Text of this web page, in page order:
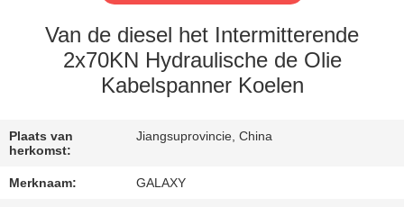
KWALITEITSCONTROLE
MET
ONS
Van de diesel het Intermitterende
2x70KN Hydraulische de Olie
Kabelspanner Koelen
Plaats van
herkomst:
Jiangsuprovincie, China
Merknaam: GALAXY